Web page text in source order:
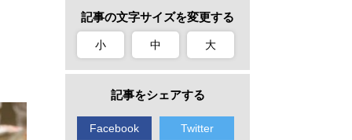
記事の文字サイズを変更する
小 中 大
記事をシェアする
Facebook Twitter